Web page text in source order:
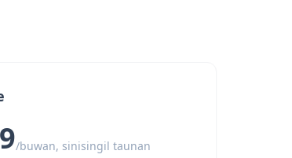
/buwan, sinisingil taunan